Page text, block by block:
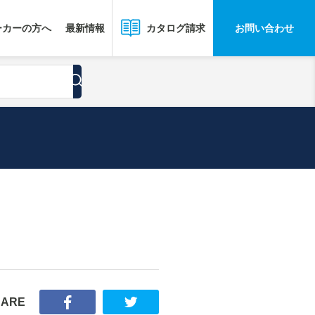
ーの方へ 最新情報 カタログ請求 お問い合わせ